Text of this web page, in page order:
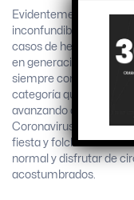
Evidentemente que el
inconfundible, el cual
casos de herencia por
en generación, antes
siempre con ese
categoría que no
avanzando a buen
Coronavirus y que la
fiesta y folclore de la
normal y disfrutar de
acostumbrados.